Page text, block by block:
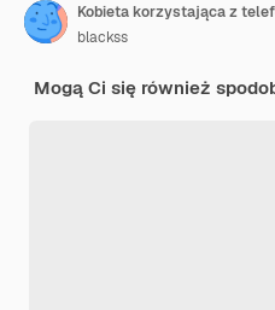
blackss
Mogą Ci się również